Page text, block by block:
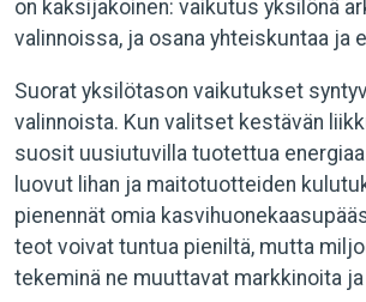
on kaksijakoinen: vaikutus yksilönä
valinnoissa, ja osana yhteiskuntaa ja
Suorat yksilötason vaikutukset
valinnoista. Kun valitset kestävän
suosit uusiutuvilla tuotettua energiaa
luovut lihan ja maitotuotteiden
pienennät omia
teot voivat tuntua pieniltä, mutta
tekeminä ne muuttavat markkinoita